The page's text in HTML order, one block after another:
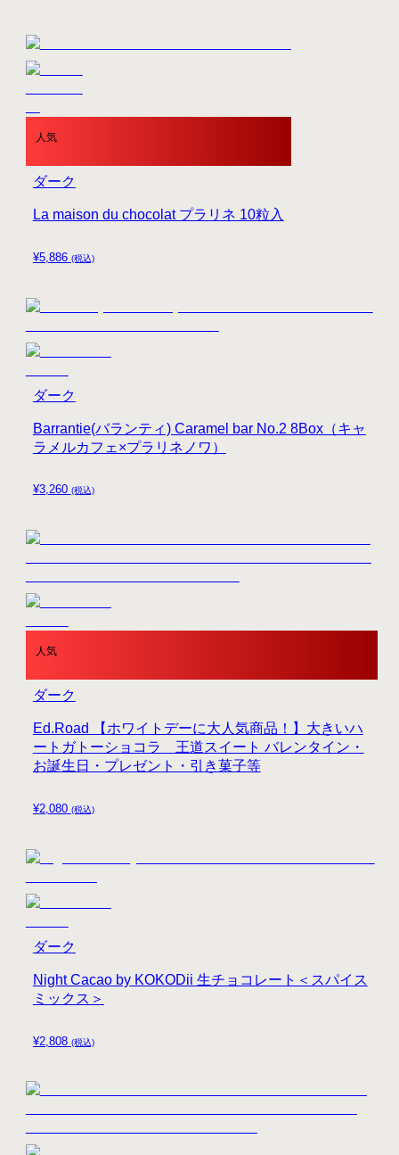
人気
¥5,886 (税込)
La maison du chocolat プラリネ 10粒入
ダーク
¥3,260 (税込)
Barrantie(バランティ) Caramel bar No.2 8Box（キャ
ラメルカフェ×プラリネノワ）
ダーク
人気
¥2,080 (税込)
Ed.Road 【ホワイトデーに大人気商品！】大きいハ
ートガトーショコラ 王道スイート バレンタイン・
お誕生日・プレゼント・引き菓子等
ダーク
¥2,808 (税込)
Night Cacao by KOKODii 生チョコレート＜スパイス
ミックス＞
ダーク